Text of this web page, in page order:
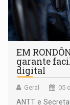
EM
garante
digital
Geral 05
ANTT e